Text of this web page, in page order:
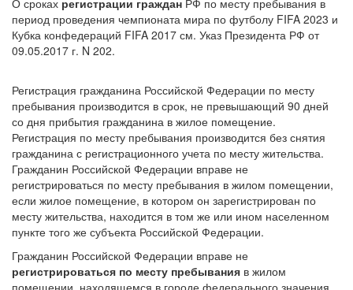
О сроках регистрации граждан РФ по месту пребывания в
период проведения чемпионата мира по футболу FIFA 2023 и
Кубка конфедераций FIFA 2017 см. Указ Президента РФ от
09.05.2017 г. N 202.
Регистрация гражданина Российской Федерации по месту
пребывания производится в срок, не превышающий 90 дней
со дня прибытия гражданина в жилое помещение.
Регистрация по месту пребывания производится без снятия
гражданина с регистрационного учета по месту жительства.
Гражданин Российской Федерации вправе не
регистрироваться по месту пребывания в жилом помещении,
если жилое помещение, в котором он зарегистрирован по
месту жительства, находится в том же или ином населенном
пункте того же субъекта Российской Федерации.
Гражданин Российской Федерации вправе не
регистрироваться по месту пребывания в жилом
помещении, находящемся в городе федерального значения